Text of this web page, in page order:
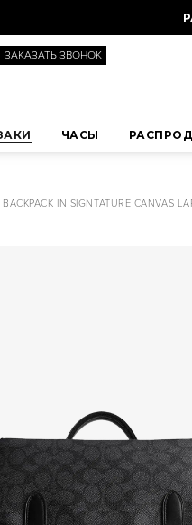
ЗАКАЗАТЬ ЗВОНОК
ЧАСЫ
IN SIGNTATURE CANVAS